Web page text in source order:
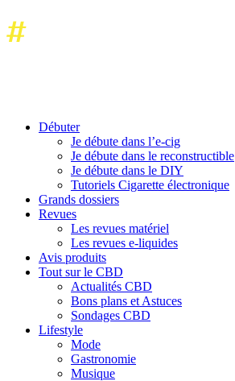
Débuter
Je débute dans l’e-cig
Je débute dans le reconstructible
Je débute dans le DIY
Tutoriels Cigarette électronique
Grands dossiers
Revues
Les revues matériel
Les revues e-liquides
Avis produits
Tout sur le CBD
Actualités CBD
Bons plans et Astuces
Sondages CBD
Lifestyle
Mode
Gastronomie
Musique